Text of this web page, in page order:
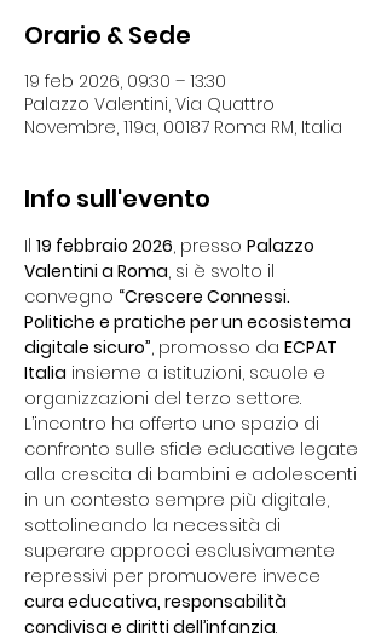
Orario & Sede
19 feb 2026, 09:30 – 13:30
Palazzo Valentini, Via Quattro
Novembre, 119a, 00187 Roma RM, Italia
Info sull'evento
Il 19 febbraio 2026, presso Palazzo
Valentini a Roma, si è svolto il
convegno “Crescere Connessi.
Politiche e pratiche per un ecosistema
digitale sicuro”, promosso da ECPAT
Italia insieme a istituzioni, scuole e
organizzazioni del terzo settore.
L’incontro ha offerto uno spazio di
confronto sulle sfide educative legate
alla crescita di bambini e adolescenti
in un contesto sempre più digitale,
sottolineando la necessità di
superare approcci esclusivamente
repressivi per promuovere invece
cura educativa, responsabilità
condivisa e diritti dell’infanzia.